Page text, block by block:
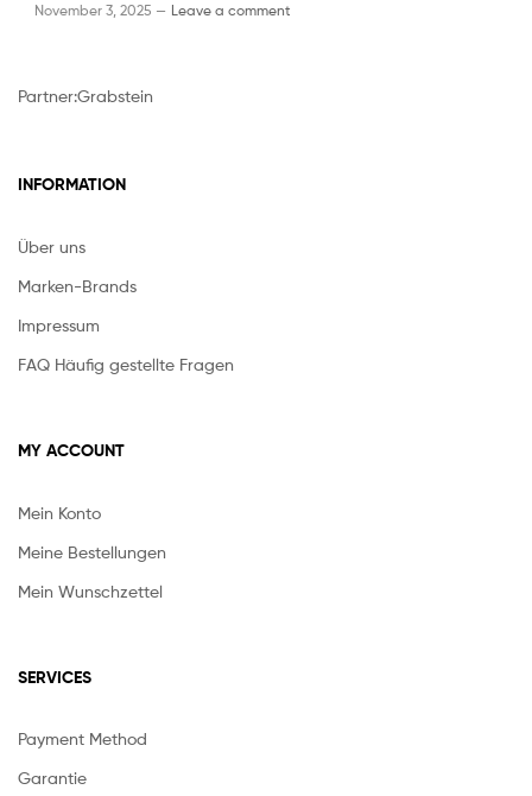
November 3, 2025 — Leave a comment
Partner:Grabstein
INFORMATION
Über uns
Marken-Brands
Impressum
FAQ Häufig gestellte Fragen
MY ACCOUNT
Mein Konto
Meine Bestellungen
Mein Wunschzettel
SERVICES
Payment Method
Garantie